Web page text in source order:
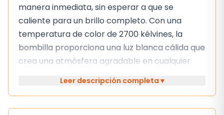
manera inmediata, sin esperar a que se
caliente para un brillo completo. Con una
temperatura de color de 2700 kélvines, la
bombilla proporciona una luz blanca cálida que
crea una atmósfera agradable en cualquier
habitación. Al gastar 10.5 vatios de energía y
tan solo € 2,53 de funcionamiento al año, esta
Leer descripción completa ▾